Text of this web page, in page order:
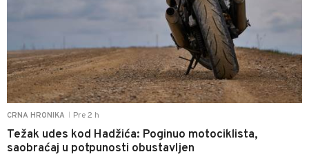
CRNA HRONIKA Pre 2 h
Težak udes kod Hadžića: Poginuo motociklista,
saobraćaj u potpunosti obustavljen